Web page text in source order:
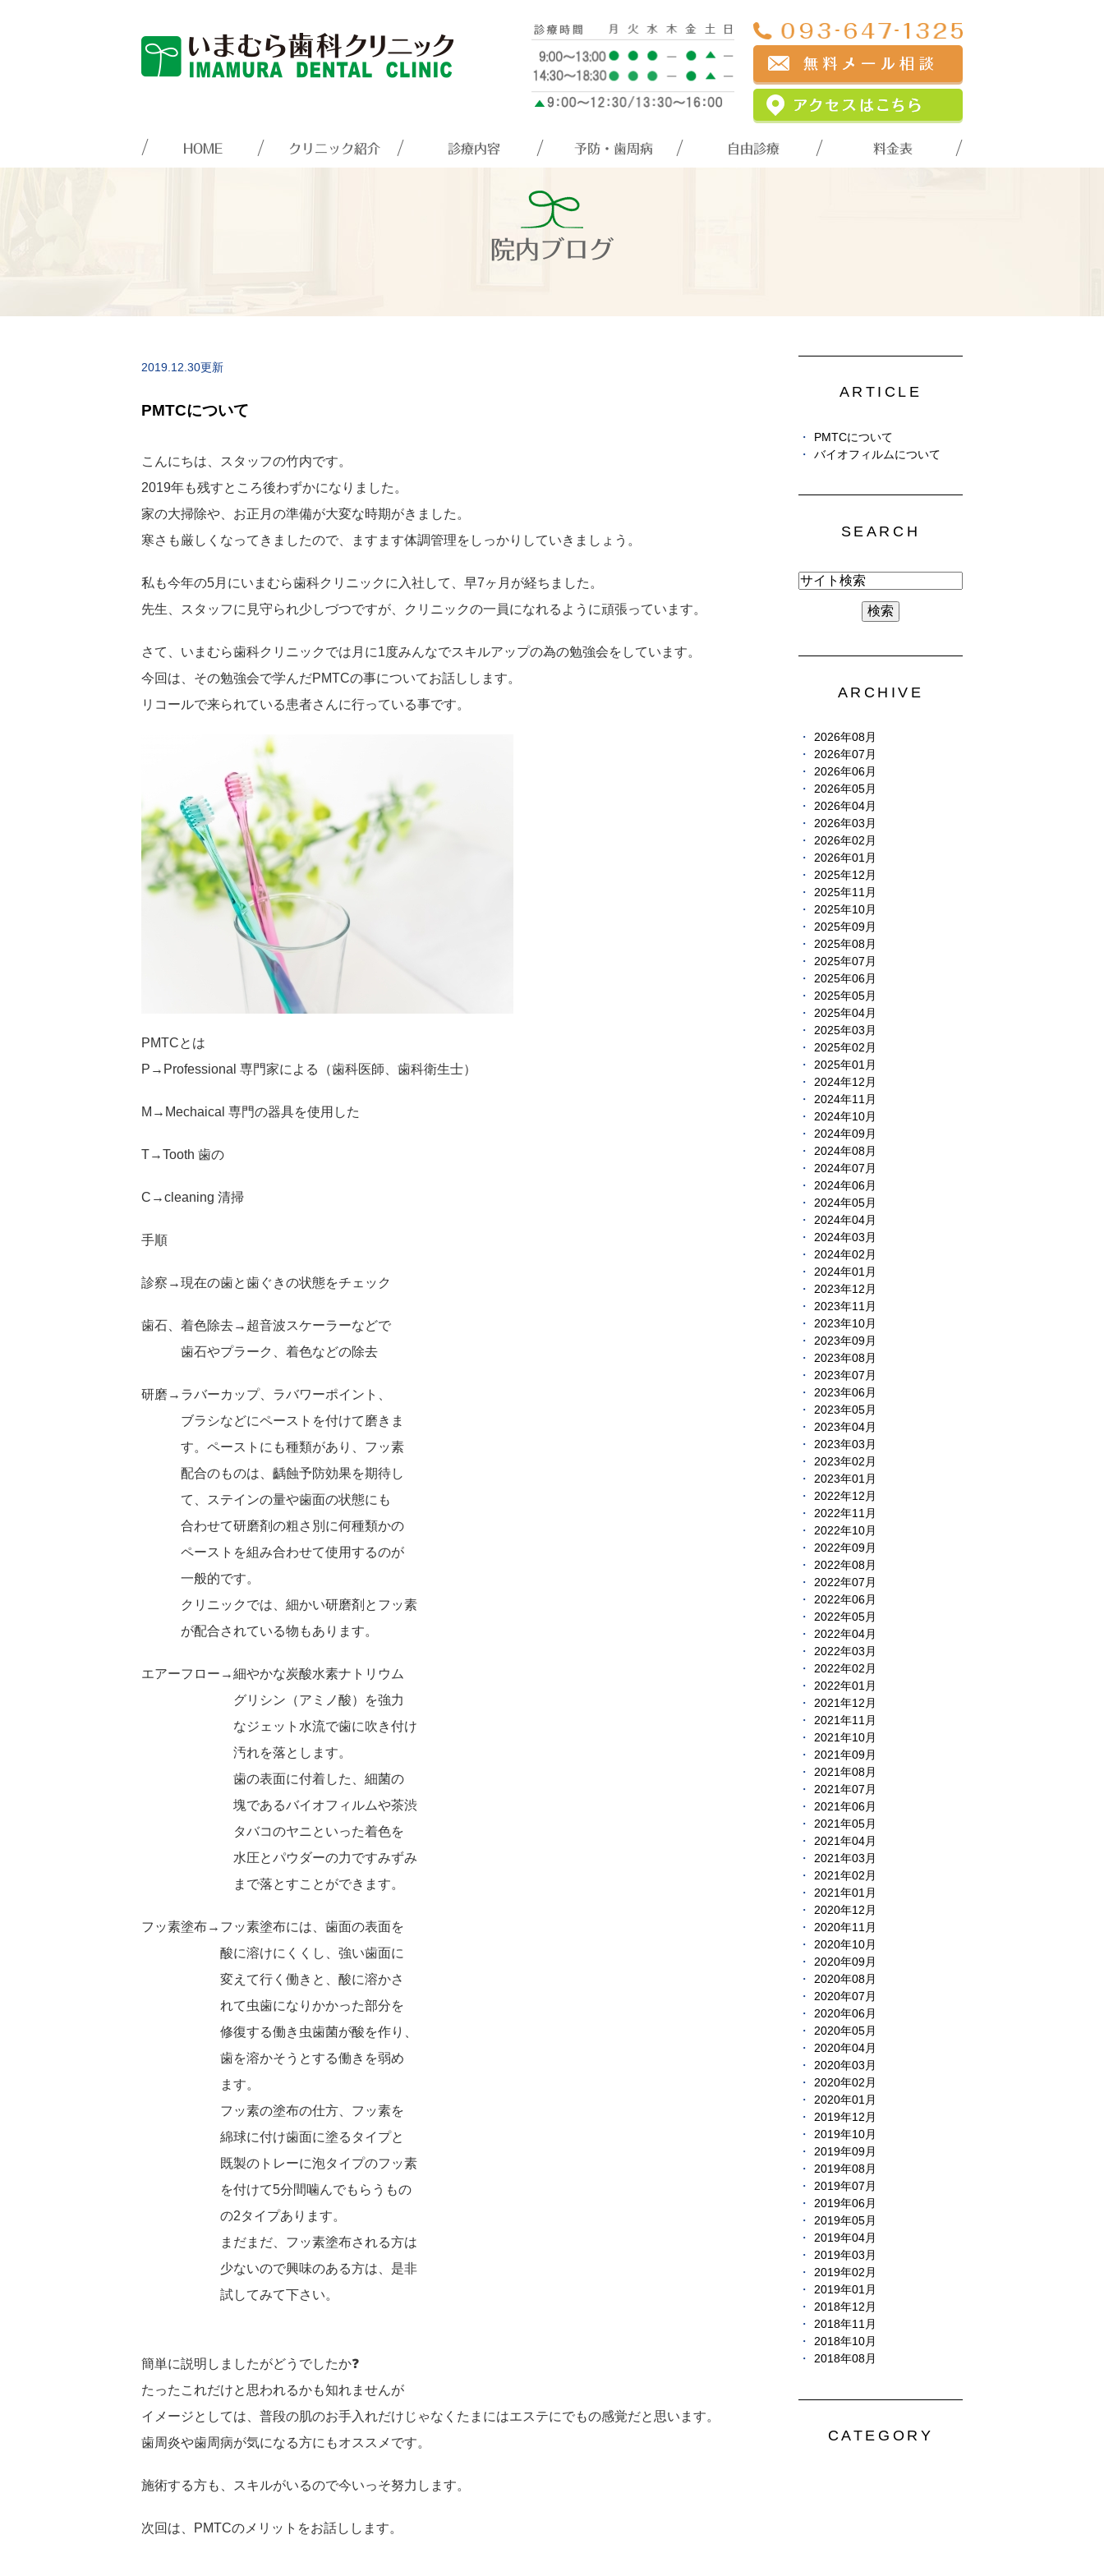
HOME クリニック紹介 診療内容 予防・歯周病 自由診療 料金表
院内ブログ
2019.12.30更新
PMTCについて
こんにちは、スタッフの竹内です。
2019年も残すところ後わずかになりました。
家の大掃除や、お正月の準備が大変な時期がきました。
寒さも厳しくなってきましたので、ますます体調管理をしっかりしていきましょう。
私も今年の5月にいまむら歯科クリニックに入社して、早7ヶ月が経ちました。
先生、スタッフに見守られ少しづつですが、クリニックの一員になれるように頑張っています。
さて、いまむら歯科クリニックでは月に1度みんなでスキルアップの為の勉強会をしています。
今回は、その勉強会で学んだPMTCの事についてお話しします。
リコールで来られている患者さんに行っている事です。
PMTCとは
P→Professional 専門家による（歯科医師、歯科衛生士）
M→Mechaical 専門の器具を使用した
T→Tooth 歯の
C→cleaning 清掃
手順
診察→現在の歯と歯ぐきの状態をチェック
歯石、着色除去→超音波スケーラーなどで
歯石やプラーク、着色などの除去
研磨→ラバーカップ、ラバワーポイント、
ブラシなどにペーストを付けて磨きま
す。ペーストにも種類があり、フッ素
配合のものは、齲蝕予防効果を期待し
て、ステインの量や歯面の状態にも
合わせて研磨剤の粗さ別に何種類かの
ペーストを組み合わせて使用するのが
一般的です。
クリニックでは、細かい研磨剤とフッ素
が配合されている物もあります。
エアーフロー→細やかな炭酸水素ナトリウム
グリシン（アミノ酸）を強力
なジェット水流で歯に吹き付け
汚れを落とします。
歯の表面に付着した、細菌の
塊であるバイオフィルムや茶渋
タバコのヤニといった着色を
水圧とパウダーの力ですみずみ
まで落とすことができます。
フッ素塗布→フッ素塗布には、歯面の表面を
酸に溶けにくくし、強い歯面に
変えて行く働きと、酸に溶かさ
れて虫歯になりかかった部分を
修復する働き虫歯菌が酸を作り、
歯を溶かそうとする働きを弱め
ます。
フッ素の塗布の仕方、フッ素を
綿球に付け歯面に塗るタイプと
既製のトレーに泡タイプのフッ素
を付けて5分間噛んでもらうもの
の2タイプあります。
まだまだ、フッ素塗布される方は
少ないので興味のある方は、是非
試してみて下さい。
簡単に説明しましたがどうでしたか❓
たったこれだけと思われるかも知れませんが
イメージとしては、普段の肌のお手入れだけじゃなくたまにはエステにでもの感覚だと思います。
歯周炎や歯周病が気になる方にもオススメです。
施術する方も、スキルがいるので今いっそ努力します。
次回は、PMTCのメリットをお話しします。
ARTICLE
PMTCについて
バイオフィルムについて
SEARCH
ARCHIVE
2026年08月
2026年07月
2026年06月
2026年05月
2026年04月
2026年03月
2026年02月
2026年01月
2025年12月
2025年11月
2025年10月
2025年09月
2025年08月
2025年07月
2025年06月
2025年05月
2025年04月
2025年03月
2025年02月
2025年01月
2024年12月
2024年11月
2024年10月
2024年09月
2024年08月
2024年07月
2024年06月
2024年05月
2024年04月
2024年03月
2024年02月
2024年01月
2023年12月
2023年11月
2023年10月
2023年09月
2023年08月
2023年07月
2023年06月
2023年05月
2023年04月
2023年03月
2023年02月
2023年01月
2022年12月
2022年11月
2022年10月
2022年09月
2022年08月
2022年07月
2022年06月
2022年05月
2022年04月
2022年03月
2022年02月
2022年01月
2021年12月
2021年11月
2021年10月
2021年09月
2021年08月
2021年07月
2021年06月
2021年05月
2021年04月
2021年03月
2021年02月
2021年01月
2020年12月
2020年11月
2020年10月
2020年09月
2020年08月
2020年07月
2020年06月
2020年05月
2020年04月
2020年03月
2020年02月
2020年01月
2019年12月
2019年10月
2019年09月
2019年08月
2019年07月
2019年06月
2019年05月
2019年04月
2019年03月
2019年02月
2019年01月
2018年12月
2018年11月
2018年10月
2018年08月
CATEGORY